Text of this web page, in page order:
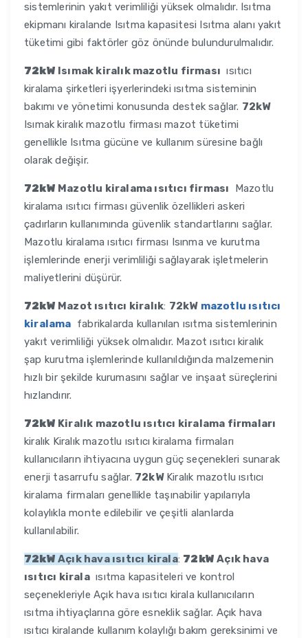
sistemlerinin yakıt verimliliği yüksek olmalıdır. Isıtma
ekipmanı kiralande Isıtma kapasitesi Isıtma alanı yakıt
tüketimi gibi faktörler göz önünde bulundurulmalıdır.
72kW Isımak kiralık mazotlu firması ısıtıcı
kiralama şirketleri işyerlerindeki ısıtma sisteminin
bakımı ve yönetimi konusunda destek sağlar. 72kW
Isımak kiralık mazotlu firması mazot tüketimi
genellikle Isıtma gücüne ve kullanım süresine bağlı
olarak değişir.
72kW Mazotlu kiralama ısıtıcı firması Mazotlu
kiralama ısıtıcı firması güvenlik özellikleri askeri
çadırların kullanımında güvenlik standartlarını sağlar.
Mazotlu kiralama ısıtıcı firması Isınma ve kurutma
işlemlerinde enerji verimliliği sağlayarak işletmelerin
maliyetlerini düşürür.
72kW Mazot ısıtıcı kiralık: 72kW mazotlu ısıtıcı
kiralama fabrikalarda kullanılan ısıtma sistemlerinin
yakıt verimliliği yüksek olmalıdır. Mazot ısıtıcı kiralık
şap kurutma işlemlerinde kullanıldığında malzemenin
hızlı bir şekilde kurumasını sağlar ve inşaat süreçlerini
hızlandırır.
72kW Kiralık mazotlu ısıtıcı kiralama firmaları
kiralık Kiralık mazotlu ısıtıcı kiralama firmaları
kullanıcıların ihtiyacına uygun güç seçenekleri sunarak
enerji tasarrufu sağlar. 72kWKiralık mazotlu ısıtıcı
kiralama firmaları genellikle taşınabilir yapılarıyla
kolaylıkla monte edilebilir ve çeşitli alanlarda
kullanılabilir.
72kW Açık hava ısıtıcı kirala: 72kW Açık hava
ısıtıcı kiralaısıtma kapasiteleri ve kontrol
seçenekleriyle Açık hava ısıtıcı kirala kullanıcıların
ısıtma ihtiyaçlarına göre esneklik sağlar. Açık hava
ısıtıcı kiralande kullanım kolaylığı bakım gereksinimi ve